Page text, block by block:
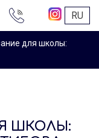
200-
RU
для школы:
ШКОЛЫ: